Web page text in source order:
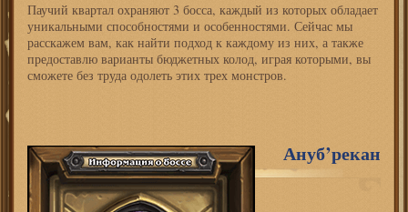
Паучий квартал охраняют 3 босса, каждый из которых обладает
уникальными способностями и особенностями. Сейчас мы
расскажем вам, как найти подход к каждому из них, а также
предоставлю варианты бюджетных колод, играя которыми, вы
сможете без труда одолеть этих трех монстров.
Ануб’рекан